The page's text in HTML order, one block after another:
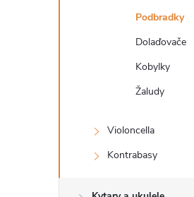
Podbradky
Dolaďovače
Kobylky
Žaludy
Violoncella
Kontrabasy